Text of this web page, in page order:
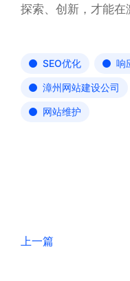
探索、创新，才能在
SEO优化 响
漳州网站建设公司
网站维护
上一篇